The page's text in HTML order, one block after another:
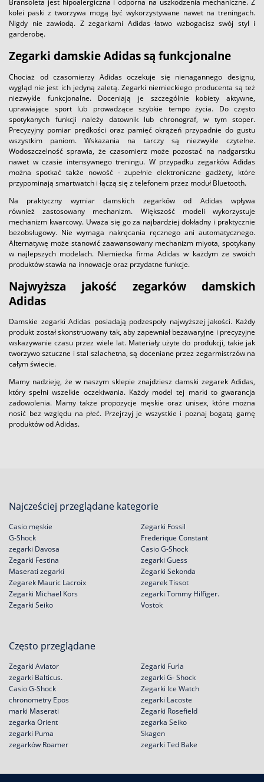
kolei paski z tworzywa mogą być wykorzystywane nawet na treningach.
Nigdy nie zawiodą. Z zegarkami Adidas łatwo wzbogacisz swój styl i
garderobę.
Zegarki damskie Adidas są funkcjonalne
Chociaż od czasomierzy Adidas oczekuje się nienagannego designu,
wygląd nie jest ich jedyną zaletą. Zegarki niemieckiego producenta są też
niezwykle funkcjonalne. Doceniają je szczególnie kobiety aktywne,
uprawiające sport lub prowadzące szybkie tempo życia. Do często
spotykanych funkcji należy datownik lub chronograf, w tym stoper.
Precyzyjny pomiar prędkości oraz pamięć okrążeń przypadnie do gustu
wszystkim paniom. Wskazania na tarczy są niezwykle czytelne.
Wodoszczelność sprawia, że czasomierz może pozostać na nadgarstku
nawet w czasie intensywnego treningu. W przypadku zegarków Adidas
można spotkać także nowość - zupełnie elektroniczne gadżety, które
przypominają smartwatch i łączą się z telefonem przez moduł Bluetooth.
Na praktyczny wymiar damskich zegarków od Adidas wpływa
również zastosowany mechanizm. Większość modeli wykorzystuje
mechanizm kwarcowy. Uważa się go za najbardziej dokładny i praktycznie
bezobsługowy. Nie wymaga nakręcania ręcznego ani automatycznego.
Alternatywę może stanowić zaawansowany mechanizm miyota, spotykany
w najlepszych modelach. Niemiecka firma Adidas w każdym ze swoich
produktów stawia na innowacje oraz przydatne funkcje.
Najwyższa jakość zegarków damskich
Adidas
Damskie zegarki Adidas posiadają podzespoły najwyższej jakości. Każdy
produkt został skonstruowany tak, aby zapewniał bezawaryjne i precyzyjne
wskazywanie czasu przez wiele lat. Materiały użyte do produkcji, takie jak
tworzywo sztuczne i stal szlachetna, są doceniane przez zegarmistrzów na
całym świecie.
Mamy nadzieję, że w naszym sklepie znajdziesz damski zegarek Adidas,
który spełni wszelkie oczekiwania. Każdy model tej marki to gwarancja
zadowolenia. Mamy także propozycje męskie oraz unisex, które można
nosić bez względu na płeć. Przejrzyj je wszystkie i poznaj bogatą gamę
produktów od Adidas.
Najcześciej przeglądane kategorie
Casio męskie
G-Shock
zegarki Davosa
Zegarki Festina
Zegarki Fossil
Frederique Constant
Casio G-Shock
zegarki Guess
Maserati zegarki
Zegarek Mauric Lacroix
Zegarki Michael Kors
Zegarki Seiko
Zegarki Sekonda
zegarek Tissot
zegarki Tommy Hilfiger.
Vostok
Często przeglądane
Zegarki Aviator
zegarki Balticus.
Casio G-Shock
chronometry Epos
Zegarki Furla
zegarki G- Shock
Zegarki Ice Watch
zegarki Lacoste
marki Maserati
zegarka Orient
zegarki Puma
zegarków Roamer
Zegarki Rosefield
zegarka Seiko
Skagen
zegarki Ted Bake